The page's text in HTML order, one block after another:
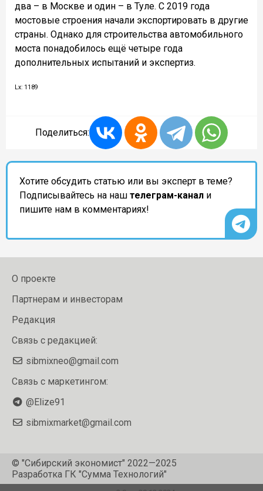
два – в Москве и один – в Туле. С 2019 года
мостовые строения начали экспортировать в другие
страны. Однако для строительства автомобильного
моста понадобилось ещё четыре года
дополнительных испытаний и экспертиз.
Lx: 1189
Поделиться:
Хотите обсудить статью или вы эксперт в теме?
Подписывайтесь на наш телеграм-канал и
пишите нам в комментариях!
О проекте
Партнерам и инвесторам
Редакция
Связь с редакцией:
sibmixneo@gmail.com
Связь с маркетингом:
@Elize91
sibmixmarket@gmail.com
© "Сибирский экономист" 2022—2025
Разработка ГК "Сумма Технологий"